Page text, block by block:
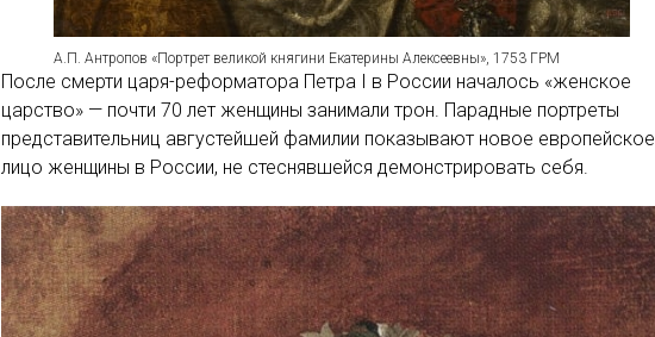
А.П. Антропов «Портрет великой княгини Екатерины Алексеевны», 1753 ГРМ
После смерти царя-реформатора Петра I в России началось «женское
царство» — почти 70 лет женщины занимали трон. Парадные портреты
представительниц августейшей фамилии показывают новое европейское
лицо женщины в России, не стеснявшейся демонстрировать себя.